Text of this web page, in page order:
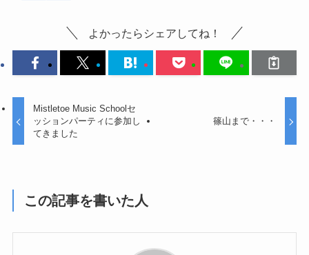
よかったらシェアしてね！
Mistletoe Music Schoolセ
ッションパーティに参加し
てきました
篠山まで・・・
この記事を書いた人